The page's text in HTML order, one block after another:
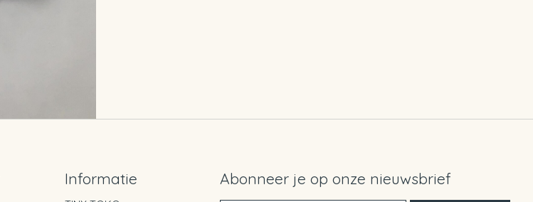
Informatie Abonneer je op onze nieuwsbrief